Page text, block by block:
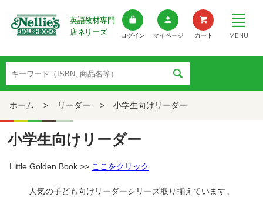
英語教材専門
店ネリーズ
ログイン マイページ カート MENU
ホーム > リーダー > 小学生向けリーダー
小学生向けリーダー
Little Golden Book >> ここをクリック
人気の子ども向けリーダーシリーズ取り揃えています。